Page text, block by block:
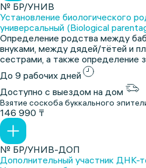
№ БР/УНИВ
Установление биологического
универсальный (Biological
Определение родства между
внуками, между дядей/тётей и
сестрами, а также определение
До 9 рабочих дней
Доступно с выездом на дом
Взятие соскоба буккального
146 990 ₸
№ БР/УНИВ-ДОП
Дополнительный участник ДНК-